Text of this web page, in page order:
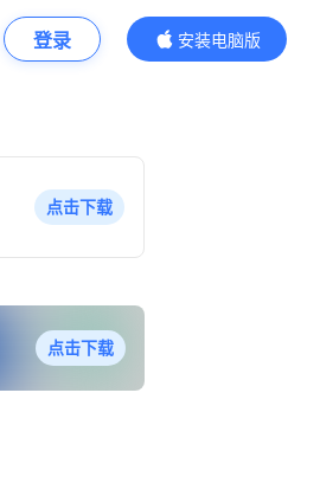
登录
安装电脑版
内容更精彩
点击下载
点击下载